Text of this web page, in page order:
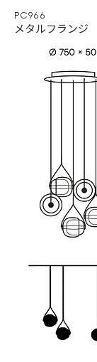
PC966
メタルフランジ